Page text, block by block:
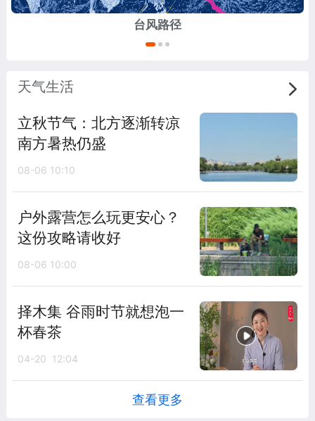
台风路径
天气生活
立秋节气：北方逐渐转凉
南方暑热仍盛
08-06 10:10
户外露营怎么玩更安心？
这份攻略请收好
08-06 10:00
择木集 谷雨时节就想泡一
杯春茶
04-20 12:04
查看更多